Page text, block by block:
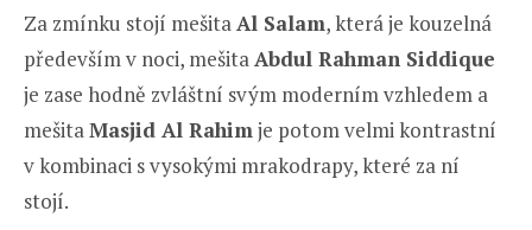
Za zmínku stojí mešitaAl Salam, která je kouzelná
především v noci, mešitaAbdul Rahman Siddique
je zase hodně zvláštní svým moderním vzhledem a
mešitaMasjid Al Rahimje potom velmi kontrastní
v kombinaci s vysokými mrakodrapy, které za ní
stojí.